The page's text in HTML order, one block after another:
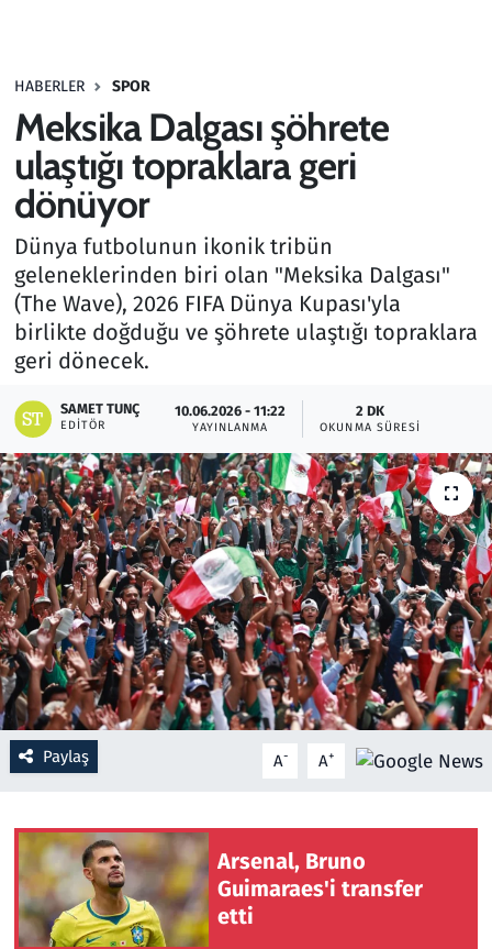
HABERLER SPOR
Meksika Dalgası şöhrete
ulaştığı topraklara geri
dönüyor
Dünya futbolunun ikonik tribün
geleneklerinden biri olan "Meksika Dalgası"
(The Wave), 2026 FIFA Dünya Kupası'yla
birlikte doğduğu ve şöhrete ulaştığı topraklara
geri dönecek.
SAMET TUNÇ
EDITÖR
10.06.2026 - 11:22
YAYINLANMA
2 DK
OKUNMA SÜRESI
Paylaş A- A+
Arsenal, Bruno
Guimaraes'i transfer
etti
Haber
Kültür Sanat
Kurumsal Haberler
Lezzet Durağı
Memur ve Kamu
Otomobil
Oyun
Ramazan
Resmi İlanlar
Rüya Tabirleri
Sağlık
Savunma Sanayi
Seçim 2023
Spor
Teknoloji ve Bilim
Televizyon